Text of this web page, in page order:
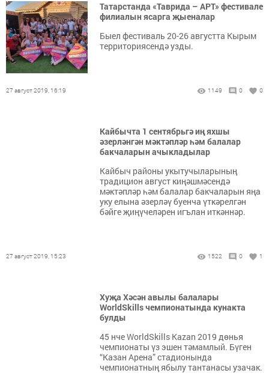
Татарстанда «Таврида – АРТ» фестивале
филиалын ясарга җыеналар
Быел фестиваль 20-26 августта Кырым
территориясендә узды.
27 август 2019, 16:19 1149 0 0
Кайбычта 1 сентябрьгә иң яхшы
әзерләнгән мәктәпләр һәм балалар
бакчаларын ачыкладылар
Кайбыч районы укытучыларының
традицион август киңәшмәсендә
мәктәпләр һәм балалар бакчаларын яңа
уку елына әзерләү буенча үткәрелгән
бәйге җиңүчеләрен игълан иткәннәр.
27 август 2019, 15:23 1522 0 1
Хуҗа Хәсән авылы балалары
WorldSkills чемпионатында кунакта
булды
45 нче WorldSkills Kazan 2019 дөнья
чемпионаты үз эшен тәмамлый. Бүген
“Казан Арена” стадионында
чемпионатның ябылу тантанасы узачак.